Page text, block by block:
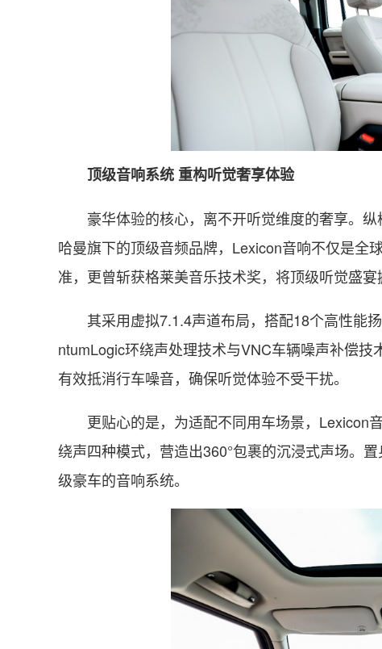
顶级音响系统 重构听觉奢享体验
豪华体验的核心，离不开听觉维度的奢享。
哈曼旗下的顶级音频品牌，Lexicon音响不仅是全
准，更曾斩获格莱美音乐技术奖，将顶级听觉盛宴
其采用虚拟7.1.4声道布局，搭配18个高性能
ntumLogic环绕声处理技术与VNC车辆噪声补偿
有效抵消行车噪音，确保听觉体验不受干扰。
更贴心的是，为适配不同用车场景，Lexicon
绕声四种模式，营造出360°包裹的沉浸式声场。
级豪车的音响系统。